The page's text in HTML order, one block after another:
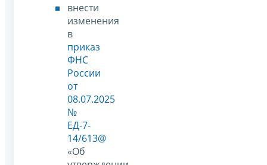
внести
изменения
в
приказ
ФНС
России
от
08.07.2025
№
ЕД-7-
14/613@
«Об